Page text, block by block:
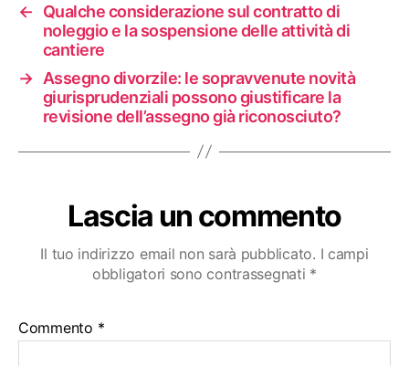
←
Qualche considerazione sul contratto di
noleggio e la sospensione delle attività di
cantiere
→ Assegno divorzile: le sopravvenute novità
giurisprudenziali possono giustificare la
revisione dell’assegno già riconosciuto?
Lascia un commento
Il tuo indirizzo email non sarà pubblicato. I campi
obbligatori sono contrassegnati *
Commento *